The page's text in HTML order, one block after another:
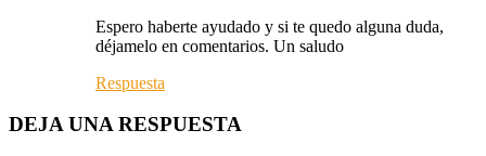
Espero haberte ayudado y si te quedo alguna duda,
déjamelo en comentarios. Un saludo
Respuesta
DEJA UNA RESPUESTA